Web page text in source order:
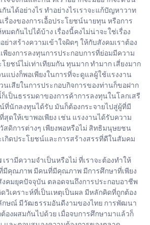
กันได้อย่างไร ทำอย่างไรเราจะแก้ปัญหาวาท
รื่องของการเอื้อประโยชน์นายทุน หรือการ
มดกันไปได้บ้าง เรื่องนี้คงไม่น่าจะใช่เรื่อง
าสร้างความเข้าใจผิดๆ ให้กับสังคมเราต้อง
พียงการลงทุนการประกอบการที่ย่อมมีความ
ยชน์ไม่เท่าเทียมกัน ทุนมาก ทำมาก เสี่ยงมาก
แบ่งก็พอเพียงในการที่จะดูแลผู้ใช้แรงงาน
นเสียในการประกอบกิจการของท่านก็ขอฝาก
เป็นธรรมดาของการค้าการลงทุนในโลกเสรี
ที่นักลงทุนได้รับ มันก็ต้องกระจายไปสู่ผู้ที่มี
ดให้เขาพอเพียง เช่น แรงงานได้รับความ
สดิการต่างๆ เพียงพอหรือไม่ สิทธิมนุษยชน
เกิดประโยชน์และการสร้างสรรที่ดีในสัมคม
เรามีความจำเป็นหรือไม่ ที่เราจะต้องทำให้
มีคุณภาพ มีคนที่มีคุณภาพ มีการศึกษาที่เพียง
คมยุคปัจจุบัน ตลอดจนถึงการประกอบอาชีพ
วิเคราะห์ที่เป็นเหตุเป็นผล มีหลักคิดที่ถูกต้อง
กษณ์ มีวัฒธรรมอันดีงามของไทย การพัฒนา
องผสมกันไปด้วย เมื่อจบการศึกษามาแล้วก็